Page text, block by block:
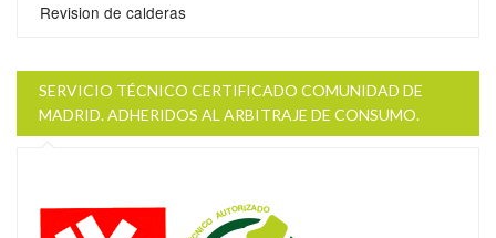
Revision de calderas
SERVICIO TÉCNICO CERTIFICADO COMUNIDAD DE
MADRID. ADHERIDOS AL ARBITRAJE DE CONSUMO.